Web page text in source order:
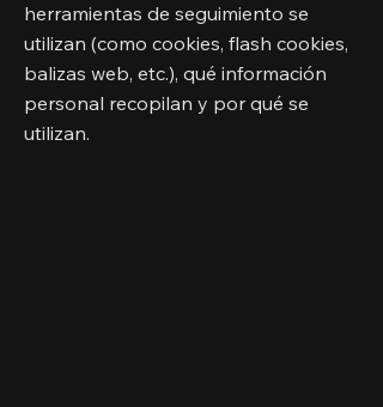
herramientas de seguimiento se
utilizan (como cookies, flash cookies,
balizas web, etc.), qué información
personal recopilan y por qué se
utilizan.